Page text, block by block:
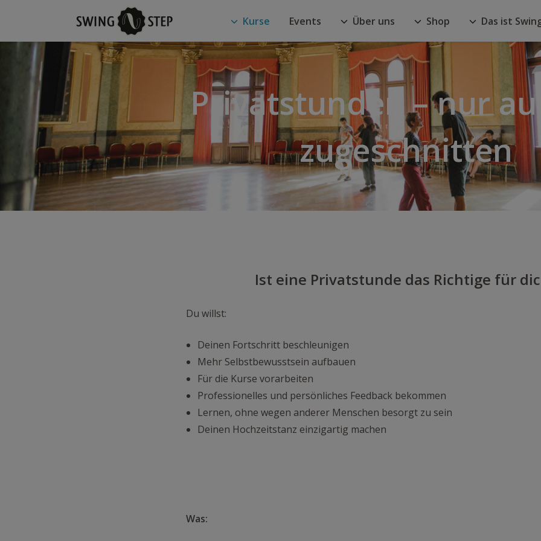
Kurse Events Über uns Shop Das ist
Privatstunden – nur
zugeschnitten
Ist eine Privatstunde das Richtige für
Du willst:
Deinen Fortschritt beschleunigen
Mehr Selbstbewusstsein aufbauen
Für die Kurse vorarbeiten
Professionelles und persönliches Feedback bekommen
Lernen, ohne wegen anderer Menschen besorgt zu sein
Deinen Hochzeitstanz einzigartig machen
Was: